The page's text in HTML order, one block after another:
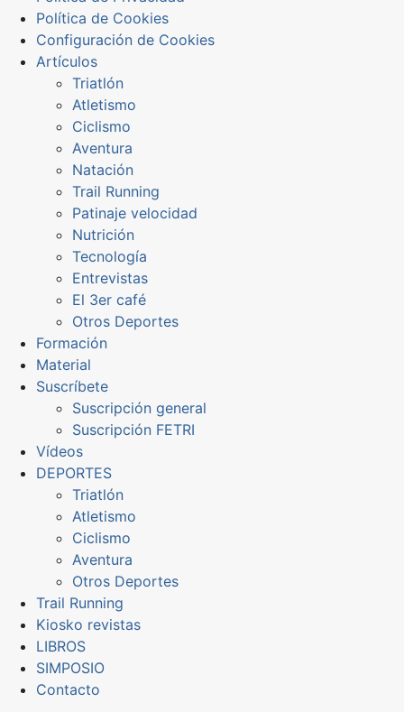
Política de Cookies
Configuración de Cookies
Artículos
Triatlón
Atletismo
Ciclismo
Aventura
Natación
Trail Running
Patinaje velocidad
Nutrición
Tecnología
Entrevistas
El 3er café
Otros Deportes
Formación
Material
Suscríbete
Suscripción general
Suscripción FETRI
Vídeos
DEPORTES
Triatlón
Atletismo
Ciclismo
Aventura
Otros Deportes
Trail Running
Kiosko revistas
LIBROS
SIMPOSIO
Contacto